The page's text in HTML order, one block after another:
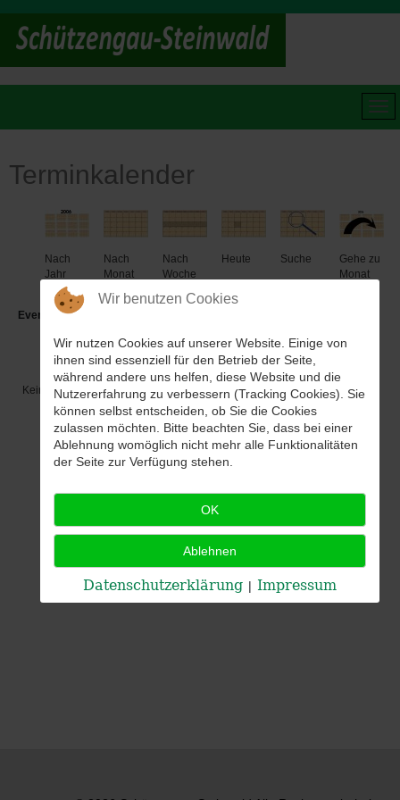
Terminkalender
Nach
Jahr
Nach
Monat
Nach
Woche
Heute Suche
Gehe zu
Monat
Events für
Mittwoch, 18. Juni 2025
Keine Termine
Wir benutzen Cookies
Wir nutzen Cookies auf unserer Website. Einige von
ihnen sind essenziell für den Betrieb der Seite,
während andere uns helfen, diese Website und die
Nutzererfahrung zu verbessern (Tracking Cookies). Sie
können selbst entscheiden, ob Sie die Cookies
zulassen möchten. Bitte beachten Sie, dass bei einer
Ablehnung womöglich nicht mehr alle Funktionalitäten
der Seite zur Verfügung stehen.
OK
Ablehnen
Datenschutzerklärung | Impressum